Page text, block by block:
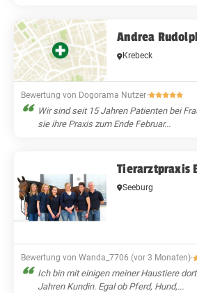
Andrea
Krebeck
Bewertung von Dogorama Nutzer·
Wir sind seit 15 Jahren Patienten bei
sie ihre Praxis zum Ende Februar...
Tierarztpraxis
Seeburg
Bewertung von Wanda_7706 (vor 3 Monaten)·
Ich bin mit einigen meiner Haustiere
Jahren Kundin. Egal ob Pferd, Hund,...